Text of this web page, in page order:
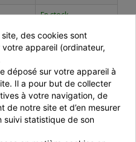
En stock
de la commande
70,00 € HT
-5%
66,50 € HT
63,00 € HT
des cookies sont
appareil (ordinateur,
déposé sur votre appareil à
Il a pour but de collecter
à votre navigation, de
de notre site et d’en mesurer
suivi statistique de son